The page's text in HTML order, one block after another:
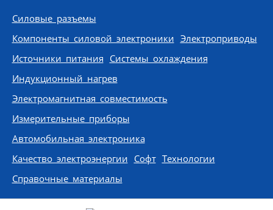
Skip to content
Силовые разъемы
Компоненты силовой электроники Электроприводы
Источники питания Системы охлаждения
Индукционный нагрев
Электромагнитная совместимость
Измерительные приборы
Автомобильная электроника
Качество электроэнергии Софт Технологии
Справочные материалы